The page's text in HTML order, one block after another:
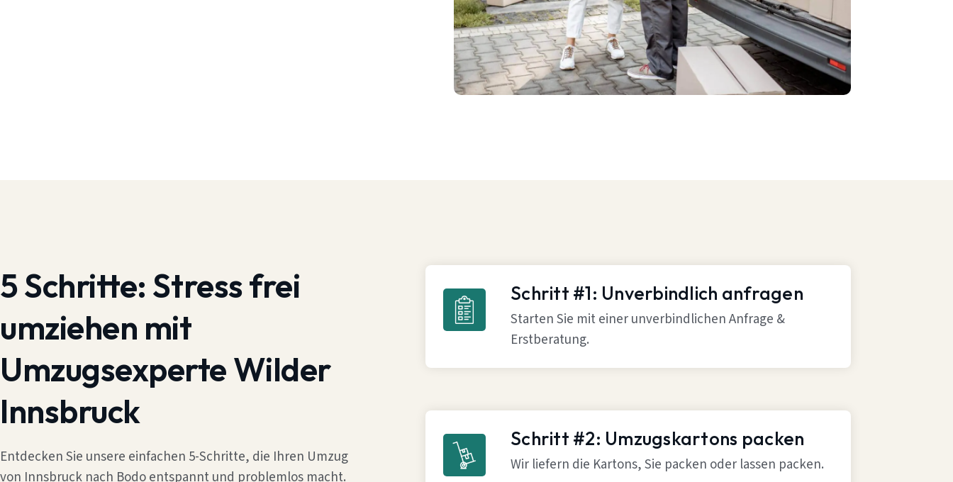
5 Schritte: Stress frei
umziehen mit
Umzugsexperte Wilder
Innsbruck
Entdecken Sie unsere einfachen 5-Schritte, die Ihren Umzug
von Innsbruck nach Bodo entspannt und problemlos macht.
Schritt #1: Unverbindlich anfragen
Starten Sie mit einer unverbindlichen Anfrage &
Erstberatung.
Schritt #2: Umzugskartons packen
Wir liefern die Kartons, Sie packen oder lassen packen.